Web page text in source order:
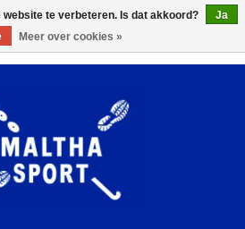
te verbeteren. Is dat akkoord?
Ja
Meer over cookies »